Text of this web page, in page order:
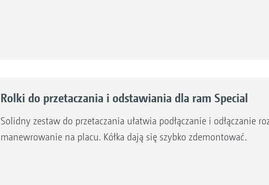
Rolki do przetaczania i odstawiania dla ram Special
Solidny zestaw do przetaczania ułatwia podłączanie i odłączanie
manewrowanie na placu. Kółka dają się szybko zdemontować.